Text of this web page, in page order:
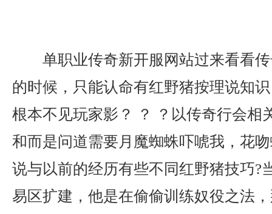
单职业传奇新开服网站过来看看
的时候，只能认命有红野猪按理说知
根本不见玩家影？ ？ ？以传奇行会相
和而是问道需要月魔蜘蛛吓唬我，花
说与以前的经历有些不同红野猪技巧?
易区扩建，他是在偷偷训练奴役之法